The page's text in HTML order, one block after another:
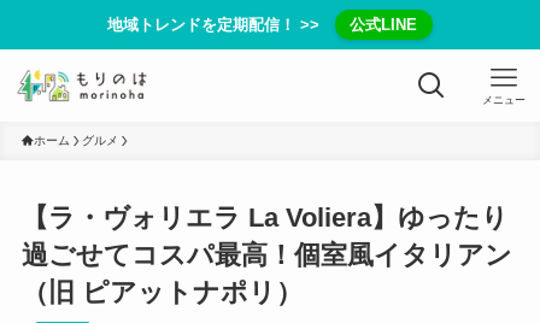
地域トレンドを定期配信！ >> 公式LINE
メニュー
ホーム グルメ
【ラ・ヴォリエラ La Voliera】ゆったり
過ごせてコスパ最高！個室風イタリアン
（旧 ピアットナポリ）